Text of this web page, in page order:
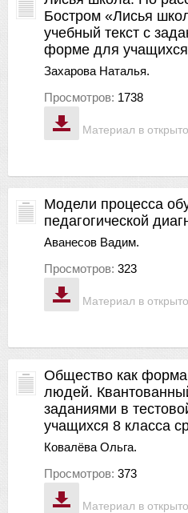
Материал в
Бостром «Лисья
учебный текст с
форме для
Захарова Наталья.
Просмотров: 1738
Материал в
Модели процесса
педагогической
Аванесов Вадим.
Просмотров: 323
Материал в
Общество как форма
людей.
заданиями в
учащихся 8 класса
Ковалёва Ольга.
Просмотров: 373